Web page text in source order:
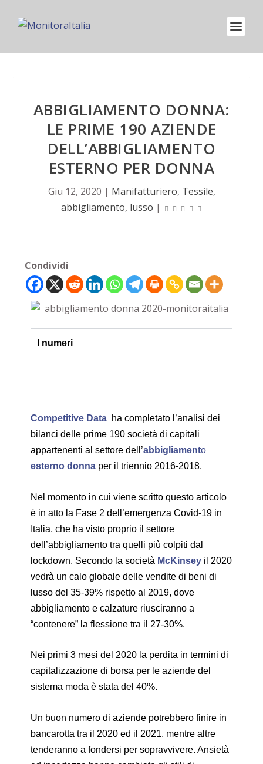
ABBIGLIAMENTO DONNA:
LE PRIME 190 AZIENDE
DELL’ABBIGLIAMENTO
ESTERNO PER DONNA
Giu 12, 2020 | Manifatturiero, Tessile,
abbigliamento, lusso |
Condividi
I numeri
Competitive Data ha completato l’analisi dei
bilanci delle prime 190 società di capitali
appartenenti al settore dell’abbigliamento
esterno donna per il triennio 2016-2018.
Nel momento in cui viene scritto questo articolo
è in atto la Fase 2 dell’emergenza Covid-19 in
Italia, che ha visto proprio il settore
dell’abbigliamento tra quelli più colpiti dal
lockdown. Secondo la società McKinsey il 2020
vedrà un calo globale delle vendite di beni di
lusso del 35-39% rispetto al 2019, dove
abbigliamento e calzature riusciranno a
“contenere” la flessione tra il 27-30%.
Nei primi 3 mesi del 2020 la perdita in termini di
capitalizzazione di borsa per le aziende del
sistema moda è stata del 40%.
Un buon numero di aziende potrebbero finire in
bancarotta tra il 2020 ed il 2021, mentre altre
tenderanno a fondersi per sopravvivere. Ansietà